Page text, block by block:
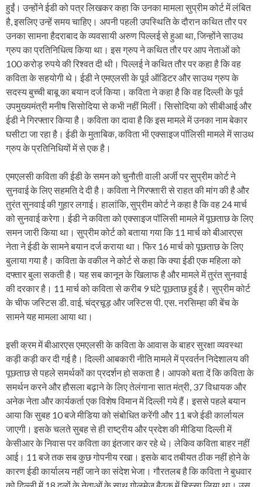
हुईं। उन्होंने ईडी को पत्र लिखकर कहा कि उनका मामला सुप्रीम कोर्ट में लंबित
है, इसलिए उन्हें समय चाहिए। अपनी पहली उपस्थिति के दौरान कथित तौर पर
उनका सामना हैदराबाद के व्यवसायी अरुण पिल्लई से हुआ था, जिन्होंने साउथ
ग्रुप का प्रतिनिधित्व किया था। इस ग्रुप ने कथित तौर पर आप नेताओं को
100 करोड़ रुपये की रिश्वत दी थी। पिल्लई ने कथित तौर पर कहा है कि वह
कविता के सहयोगी थे। ईडी ने एमएलसी के पूर्व ऑडिटर और साउथ ग्रुप के
सदस्य बुच्ची बाबू का बयान दर्ज किया। कविता ने कहा है कि वह दिल्ली के पूर्व
उपमुख्यमंत्री मनीष सिसोदिया से कभी नहीं मिलीं। सिसोदिया को सीबीआई और
ईडी ने गिरफ्तार किया है। कविता का दावा है कि इस मामले में उनका नाम बेकार
घसीटा जा रहा है। ईडी के मुताबिक, कविता भी एक्साइज पॉलिसी मामले में साउथ
ग्रुप के प्रतिनिधियों में से एक है।
एमएलसी कविता की ईडी के समन को चुनौती वाली अर्जी पर सुप्रीम कोर्ट ने
सुनवाई के लिए सहमति दे दी है। कविता ने गिरफ्तारी से राहत की मांग की है और
तुरंत सुनवाई की गुहार लगाई। हालांकि, सुप्रीम कोर्ट ने कहा है कि वह 24 मार्च
को सुनवाई करेगा। ईडी ने कविता को एक्साइज पॉलिसी मामले में पूछताछ के लिए
समन जारी किया था। सुप्रीम कोर्ट को बताया गया कि 11 मार्च को बीआरएस
नेता ने ईडी के सामने बयान दर्ज कराया था। फिर 16 मार्च को पूछताछ के लिए
बुलाया गया है। कविता के वकील ने कोर्ट से कहा कि क्या ईडी एक महिला को
दफ्तार बुला सकती है। यह सब कानून के खिलाफ है और मामले में तुरंत सुनवाई
की दरकार है। 11 मार्च को कविता से करीब 9 घंटे पूछताछ हुई है। सुप्रीम कोर्ट
के चीफ जस्टिस डी. वाई. चंद्रचूड़ और जस्टिस पी. एस. नरसिम्हा की बेंच के
सामने यह मामला आया था।
इसी क्रम में बीआरएस एमएलसी के कविता के आवास के बाहर सुरक्षा व्यवस्था
कड़ी कड़ी कर दी गई है। दिल्ली आबकारी नीति मामले में प्रवर्तन निदेशालय की
पूछताछ से पहले समर्थकों का प्रदर्शन हो सकता है। आपको बता दें कि कविता के
समर्थन करने और हौसला बढ़ाने के लिए तेलंगाना सात मंत्री, 37 विधायक और
अनेक नेता और कार्यकर्ता एक विशेष विमान में दिल्ली गये हैं। इससे पहले बयान
आया कि सुबह 10 बजे मीडिया को संबोधित करेंगी और 11 बजे ईडी कार्लायल
जाएगी। इसके चलते सुबह से ही राष्ट्रीय और प्रदेश की मीडिया दिल्ली में
केसीआर के निवास पर कविता का इंतजार कर रहे थे। लेकिव कविता बाहर नहीं
आई। 11 बजे तक सब कुछ गोपनीय रखा। इसके बाद तबीयत ठीक नहीं होने के
कारण ईडी कार्यालय नहीं जाने का संदेश भेजा। गौरतलब है कि कविता ने बुधवार
को दिल्ली में 18 दलों के नेताओं के साथ गोलमेज बैठक में हिस्सा लिया था। उस